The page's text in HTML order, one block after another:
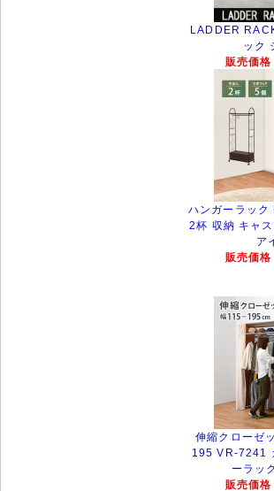
LADDER
ック
販売価
ハンガーラッ
2杯 収納 キャ
ア
販売価
伸縮クローゼ
195 VR-7241
ーラッ
販売価